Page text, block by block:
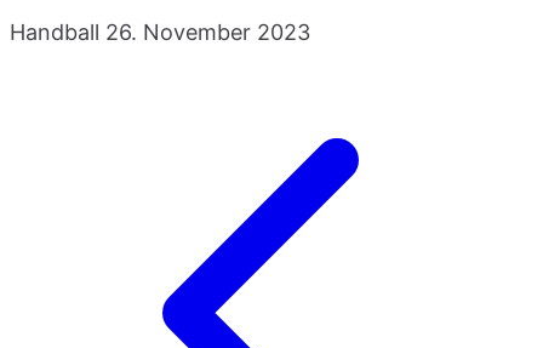
Handball 26. November 2023